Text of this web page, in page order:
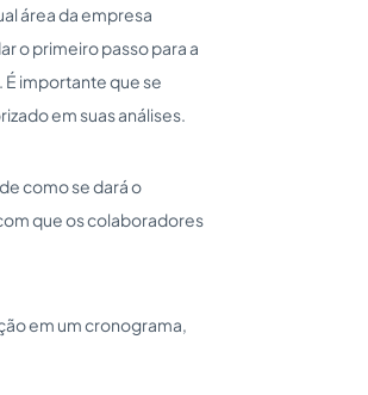
área da empresa
o primeiro passo para a
importante que se
em suas análises.
como se dará o
que os colaboradores
em um cronograma,